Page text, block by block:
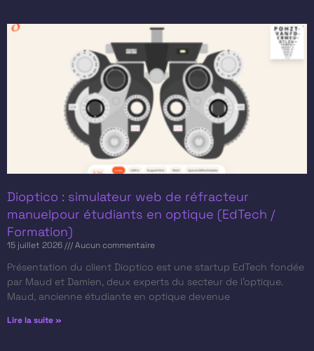
Dioptico : simulateur web de réfracteur
manuelpour étudiants en optique (EdTech /
Formation)
15 juillet 2026 Aucun commentaire
Présentation du client​ Dioptico est une startup EdTech fondée
par Maud et Damien, deux experts du secteur de l’optique.
Maud, ancienne étudiante en optique devenue
Lire la suite »